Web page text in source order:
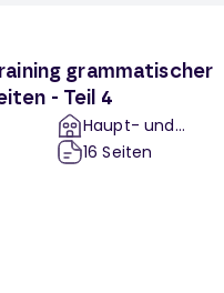
grammatischer
- Teil 4
Haupt- und
Realschule
16 Seiten